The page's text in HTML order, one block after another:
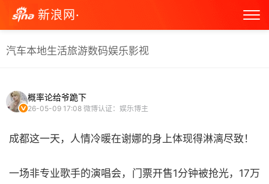
新浪网·
汽车本地生活旅游数码娱乐影视
概率论给爷跪下
26-05-09 17:08 微博认证：娱乐博主
成都这一天，人情冷暖在谢娜的身上体现得淋漓尽致！
一场非专业歌手的演唱会，门票开售1分钟被抢光，17万